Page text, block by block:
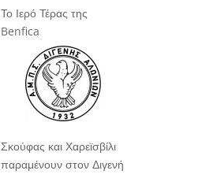
Το Ιερό Τέρας της
Benfica
Σκούφας και Χαρεϊσβίλι
παραμένουν στον Διγενή